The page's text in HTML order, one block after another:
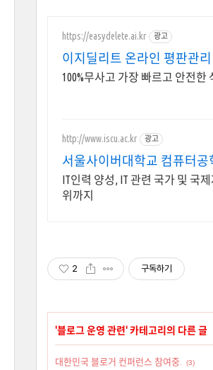
https://easydelete.ai.kr 광고
이지딜리트 온라인 평판관리
100%무사고 가장 빠르고 안전
http://www.iscu.ac.kr 광고
서울사이버대학교 컴퓨터공
IT인력 양성, IT 관련 국가 및 국
위까지
2 구독하기
'블로그 운영 관련' 카테고리의 다른 글
대한민국 블로거 컨퍼런스 참여중. (3)